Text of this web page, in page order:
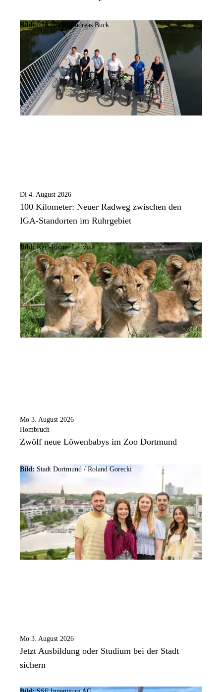
Bild: IGA 2027 / Andreas Buck
Di 4. August 2026
100 Kilometer: Neuer Radweg zwischen den
IGA-Standorten im Ruhrgebiet
Bild: Karl-Rainer Ledvina
Mo 3. August 2026
Hombruch
Zwölf neue Löwenbabys im Zoo Dortmund
Bild: Stadt Dortmund / Roland Gorecki
Mo 3. August 2026
Jetzt Ausbildung oder Studium bei der Stadt
sichern